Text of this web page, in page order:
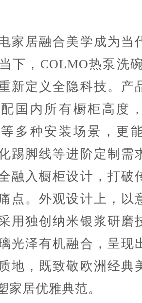
居融合美学成为当
下，COLMO热泵洗
新定义全隐科技。产
国内所有橱柜高度
多种安装场景，更
踢脚线等进阶定制需
融入橱柜设计，打破
点。外观设计上，以
用独创纳米银浆研磨
光泽有机融合，呈现
地，既致敬欧洲经典
家居优雅典范。